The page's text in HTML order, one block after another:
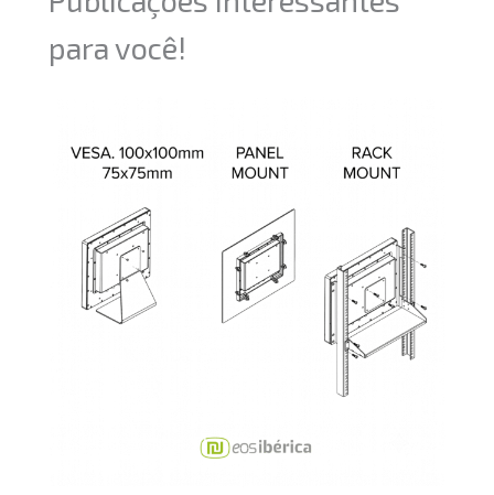
para você!